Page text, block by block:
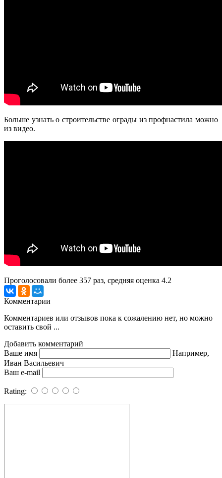
Больше узнать о строительстве ограды из профнастила можно
из видео.
Проголосовали более 357 раз, средняя оценка 4.2
Комментарии
Комментариев или отзывов пока к сожалению нет, но можно
оставить свой ...
Добавить комментарий
Ваше имя
Например,
Иван Васильевич
Ваш e-mail
Rating: